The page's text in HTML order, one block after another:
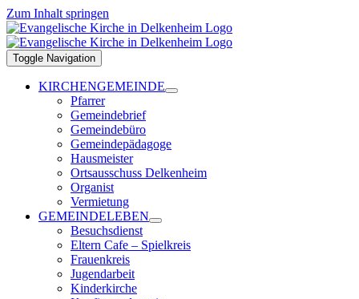
Zum Inhalt springen
Toggle Navigation
KIRCHENGEMEINDE
Pfarrer
Gemeindebrief
Gemeindebüro
Gemeindepädagoge
Hausmeister
Ortsausschuss Delkenheim
Organist
Vermietung
GEMEINDELEBEN
Besuchsdienst
Eltern Cafe – Spielkreis
Frauenkreis
Jugendarbeit
Kinderkirche